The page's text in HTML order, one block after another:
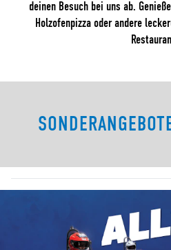
deinen Besuch bei uns ab.
Holzofenpizza oder andere